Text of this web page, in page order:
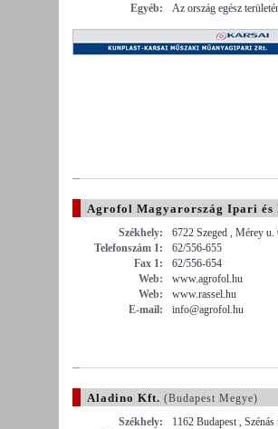
Egyéb:
Az ország egész
Agrofol Magyarország Ipari és
Székhely:
6722 Szeged , Mérey u.
Telefonszám 1:
62/556-655
Fax 1:
62/556-654
Web:
www.agrofol.hu
Web:
www.rassel.hu
E-mail:
info@agrofol.hu
Aladino Kft. (Budapest Megye)
Székhely:
1162 Budapest , Szénás